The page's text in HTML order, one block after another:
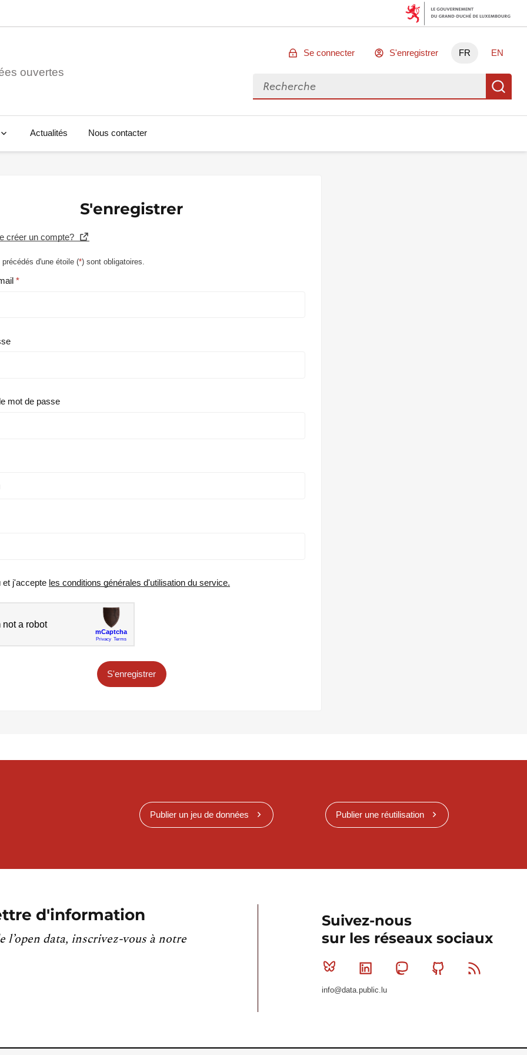
ouvertes
Se connecter S'enregistrer FR EN
Rechercher des données
Actualités Nous contacter
S'enregistrer
créer un compte?
d'une étoile (*) sont obligatoires.
mot de passe
et j'accepte les conditions générales d'utilisation du service.
S'enregistrer
Publier un jeu de données Publier une réutilisation
d'information
l’open data, inscrivez-vous à notre
Suivez-nous
sur les réseaux sociaux
Bluesky Linkedin MastodonGithub
info@data.public.lu